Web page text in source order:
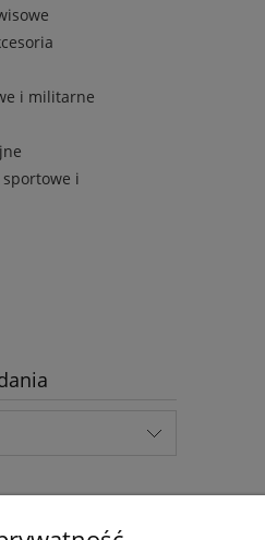
i militarne
sportowe i